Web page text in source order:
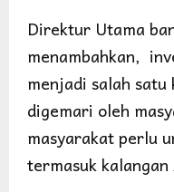
Direktur Utama
menambahkan,
menjadi salah satu
digemari oleh
masyarakat perlu
termasuk kalangan